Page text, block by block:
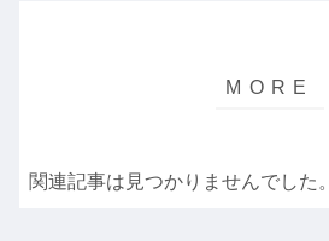
関連記事は見つかりませんでした。